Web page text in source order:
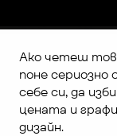
Ако четеш
поне
себе си, да
цената и
дизайн.